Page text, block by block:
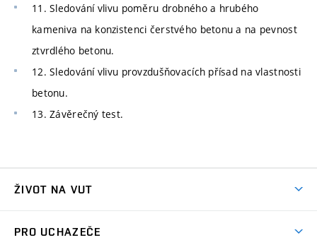
11. Sledování vlivu poměru drobného a hrubého
kameniva na konzistenci čerstvého betonu a na pevnost
ztvrdlého betonu.
12. Sledování vlivu provzdušňovacích přísad na vlastnosti
betonu.
13. Závěrečný test.
ŽIVOT NA VUT
PRO UCHAZEČE